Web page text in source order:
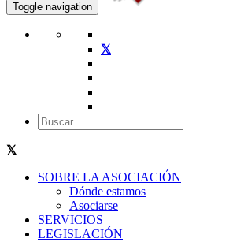
Toggle navigation
SOBRE LA ASOCIACIÓN
Dónde estamos
Asociarse
SERVICIOS
LEGISLACIÓN